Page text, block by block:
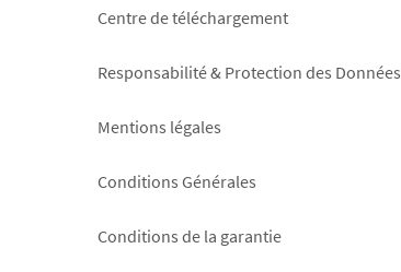
Footer
right
Centre de téléchargement
Responsabilité & Protection des Données
Mentions légales
Conditions Générales
Conditions de la garantie